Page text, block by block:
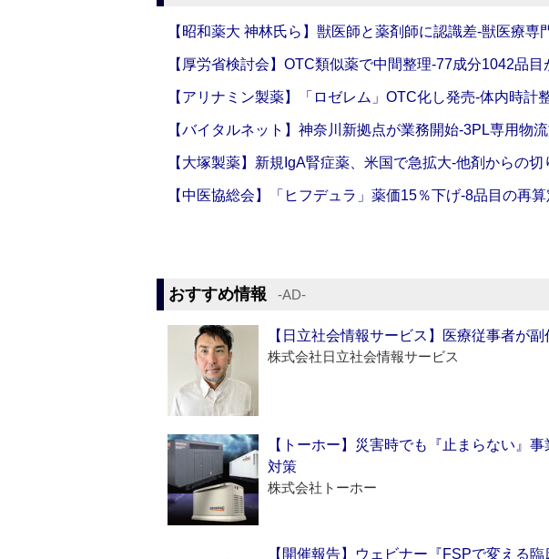
【昭和薬大 神林氏ら】獣医師と薬剤師に認識差‐獣医療専
【厚労省検討会】OTC類似薬で中間整理‐77成分1042品目
【アリナミン製薬】「ロゼレム」OTC化し発売‐体内時計
【バイタルネット】神奈川新拠点が業務開始‐3PL専用物
【大塚製薬】新規IgA腎症薬、米国で急拡大‐他剤からの切
【中医協総会】「ヒフデュラ」薬価15％下げ‐8品目の再
おすすめ情報 ‐AD‐
【日立社会情報サービス】医療従事者が
株式会社日立社会情報サービス
【トーホー】災害時でも『止まらない』
対策
株式会社トーホー
【開催報告】ウェビナー『FSPで変える